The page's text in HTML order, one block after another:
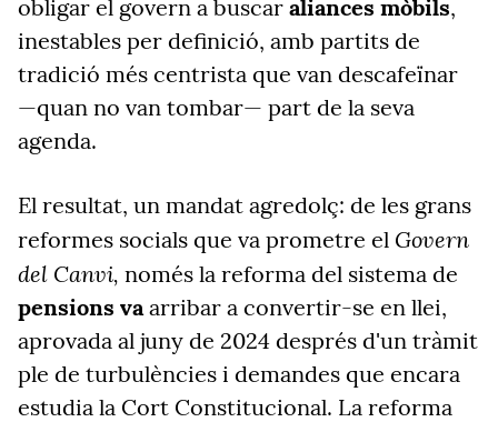
obligar el govern a buscar aliances mòbils,
inestables per definició, amb partits de
tradició més centrista que van descafeïnar
—quan no van tombar— part de la seva
agenda.
El resultat, un mandat agredolç: de les grans
reformes socials que va prometre el Govern
del Canvi, només la reforma del sistema de
pensions vaarribar a convertir-se en llei,
aprovada al juny de 2024 després d'un tràmit
ple de turbulències i demandes que encara
estudia la Cort Constitucional. La reforma